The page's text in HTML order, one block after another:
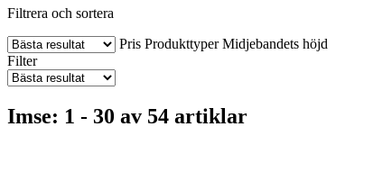
Filtrera och sortera
Pris Produkttyper Midjebandets höjd
Filter
Imse: 1 - 30 av 54 artiklar